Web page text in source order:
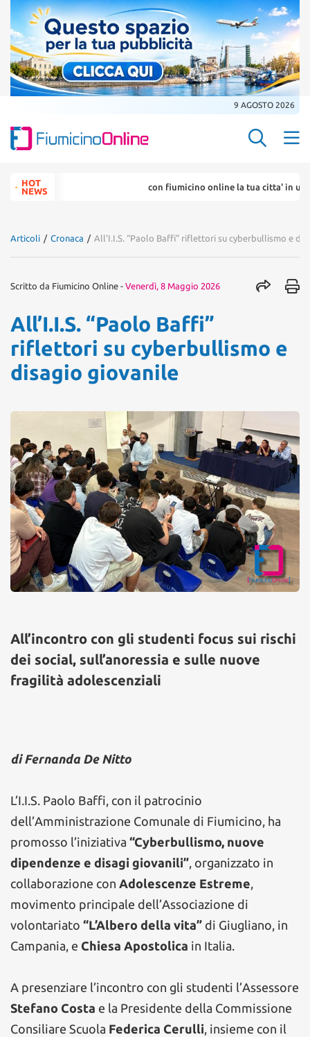
9 AGOSTO 2026
Search
for:HOT
NEWS
con fiumicino online la tua citta' in un ... click
Articoli / Cronaca / All’I.I.S. “Paolo Baffi” riflettori su cyberbullismo e
Scritto da Fiumicino Online - Venerdì, 8 Maggio 2026
All’I.I.S. “Paolo Baffi”
riflettori su cyberbullismo e
disagio giovanile
All’incontro con gli studenti focus sui rischi
dei social, sull’anoressia e sulle nuove
fragilità adolescenziali
di Fernanda De Nitto
L’I.I.S. Paolo Baffi, con il patrocinio
dell’Amministrazione Comunale di Fiumicino, ha
promosso l’iniziativa “Cyberbullismo, nuove
dipendenze e disagi giovanili”, organizzato in
collaborazione con Adolescenze Estreme,
movimento principale dell’Associazione di
volontariato “L’Albero della vita” di Giugliano, in
Campania, e Chiesa Apostolica in Italia.
A presenziare l’incontro con gli studenti l’Assessore
Stefano Costa e la Presidente della Commissione
Consiliare Scuola Federica Cerulli, insieme con il